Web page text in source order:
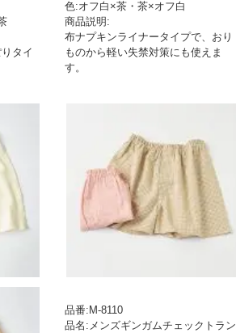
タイ
色:オフ白×茶・茶×オフ白
商品説明:
布ナプキンライナータイプで、おり
ものから軽い失禁対策にも使えま
す。
品番:M-8110
品名:メンズギンガムチェックトラン